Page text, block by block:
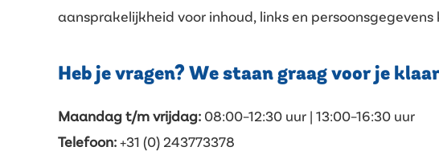
aansprakelijkheid voor inhoud, links en
Heb je vragen? We staan graag voor je
Maandag t/m vrijdag: 08:00–12:30 uur | 13:00–16:30 uur
Telefoon:+31 (0) 243773378